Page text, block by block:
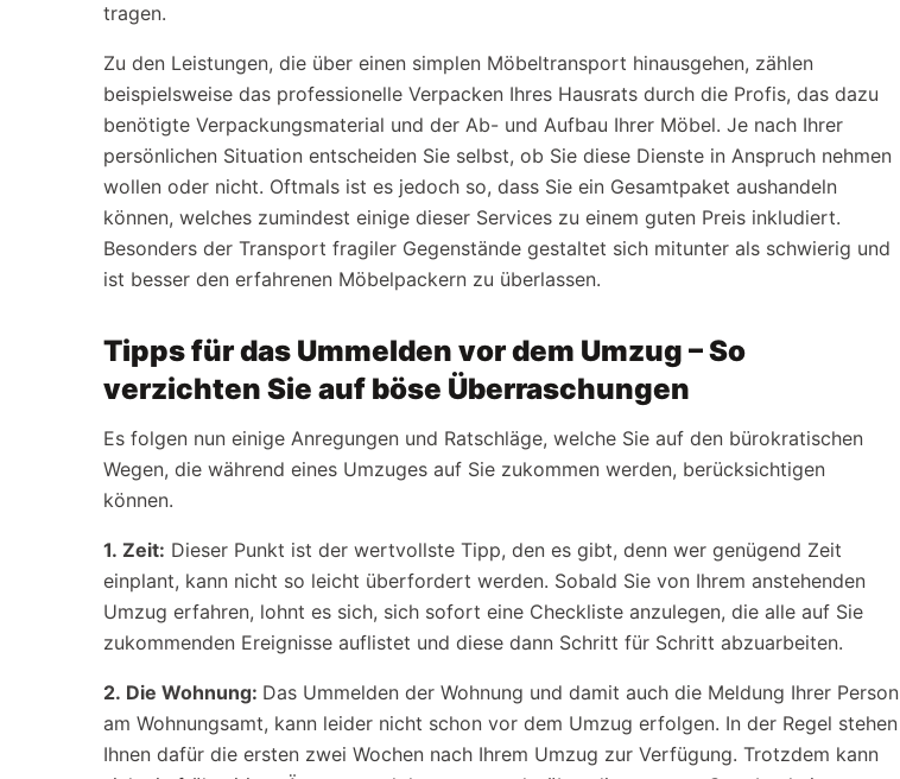
tragen.
Zu den Leistungen, die über einen simplen Möbeltransport hinausgehen, zählen
beispielsweise das professionelle Verpacken Ihres Hausrats durch die Profis, das dazu
benötigte Verpackungsmaterial und der Ab- und Aufbau Ihrer Möbel. Je nach Ihrer
persönlichen Situation entscheiden Sie selbst, ob Sie diese Dienste in Anspruch nehmen
wollen oder nicht. Oftmals ist es jedoch so, dass Sie ein Gesamtpaket aushandeln
können, welches zumindest einige dieser Services zu einem guten Preis inkludiert.
Besonders der Transport fragiler Gegenstände gestaltet sich mitunter als schwierig und
ist besser den erfahrenen Möbelpackern zu überlassen.
Tipps für das Ummelden vor dem Umzug – So
verzichten Sie auf böse Überraschungen
Es folgen nun einige Anregungen und Ratschläge, welche Sie auf den bürokratischen
Wegen, die während eines Umzuges auf Sie zukommen werden, berücksichtigen
können.
1. Zeit: Dieser Punkt ist der wertvollste Tipp, den es gibt, denn wer genügend Zeit
einplant, kann nicht so leicht überfordert werden. Sobald Sie von Ihrem anstehenden
Umzug erfahren, lohnt es sich, sich sofort eine Checkliste anzulegen, die alle auf Sie
zukommenden Ereignisse auflistet und diese dann Schritt für Schritt abzuarbeiten.
2. Die Wohnung: Das Ummelden der Wohnung und damit auch die Meldung Ihrer Person
am Wohnungsamt, kann leider nicht schon vor dem Umzug erfolgen. In der Regel stehen
Ihnen dafür die ersten zwei Wochen nach Ihrem Umzug zur Verfügung. Trotzdem kann